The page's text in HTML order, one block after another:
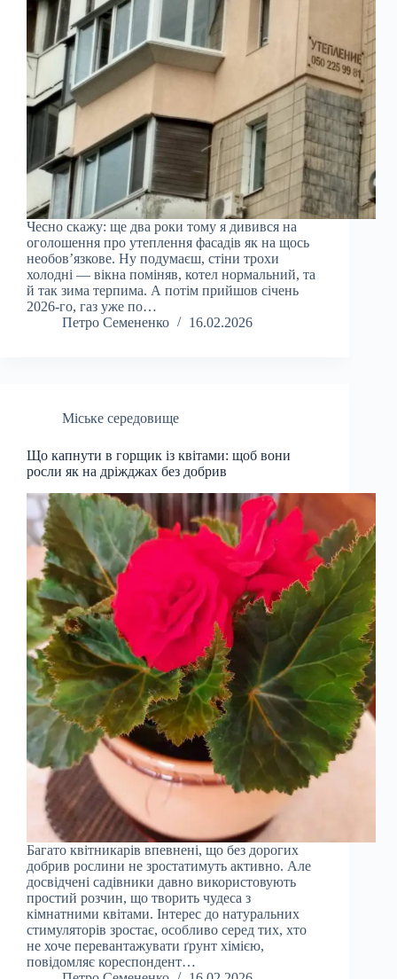
Чесно скажу: ще два роки тому я дивився на
оголошення про утеплення фасадів як на щось
необов’язкове. Ну подумаєш, стіни трохи
холодні — вікна поміняв, котел нормальний, та
й так зима терпима. А потім прийшов січень
2026-го, газ уже по…
Петро Семененко
16.02.2026
Міське середовище
Що капнути в горщик із квітами: щоб вони
росли як на дріжджах без добрив
Багато квітникарів впевнені, що без дорогих
добрив рослини не зростатимуть активно. Але
досвідчені садівники давно використовують
простий розчин, що творить чудеса з
кімнатними квітами. Інтерес до натуральних
стимуляторів зростає, особливо серед тих, хто
не хоче перевантажувати ґрунт хімією,
повідомляє кореспондент…